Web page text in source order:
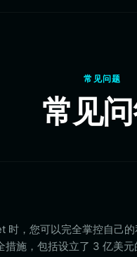
常见问题
常见
，您可以完全掌控自己
施，包括设立了 3 亿美